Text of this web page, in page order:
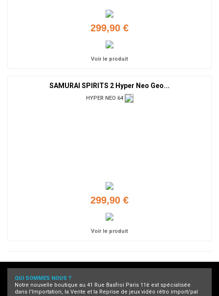
299,90 €
Voir le produit
SAMURAI SPIRITS 2 Hyper Neo Geo...
HYPER NEO 64
299,90 €
Voir le produit
QUI SOMMES NOUS ?
Notre nouvelle boutique au 41 Rue Basfroi Paris 11è est spécialisée
dans l'Importation, la Vente et la Reprise de jeux vidéo rétro import/pal